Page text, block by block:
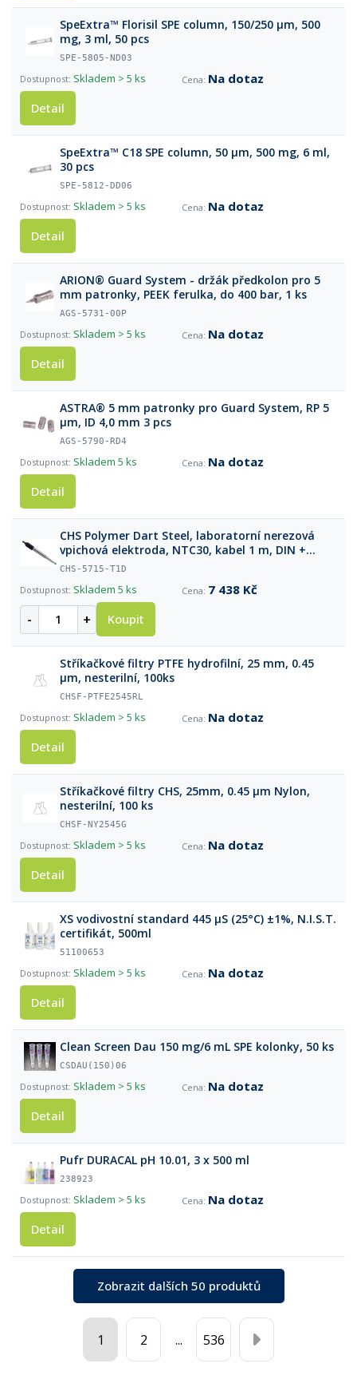
SpeExtra™ Florisil SPE column, 150/250 µm, 500
mg, 3 ml, 50 pcs
SPE-5805-ND03
Skladem > 5 ks
Na dotaz
Detail
SpeExtra™ C18 SPE column, 50 µm, 500 mg, 6 ml,
30 pcs
SPE-5812-DD06
Skladem > 5 ks
Na dotaz
Detail
ARION® Guard System - držák předkolon pro 5
mm patronky, PEEK ferulka, do 400 bar, 1 ks
AGS-5731-00P
Skladem > 5 ks
Na dotaz
Detail
ASTRA® 5 mm patronky pro Guard System, RP 5
µm, ID 4,0 mm 3 pcs
AGS-5790-RD4
Skladem 5 ks
Na dotaz
Detail
CHS Polymer Dart Steel, laboratorní nerezová
vpichová elektroda, NTC30, kabel 1 m, DIN +
4mm banánek
CHS-5715-T1D
Skladem 5 ks 7 438 Kč
- + Koupit
Stříkačkové filtry PTFE hydrofilní, 25 mm, 0.45
µm, nesterilní, 100ks
CHSF-PTFE2545RL
Skladem > 5 ks
Na dotaz
Detail
Stříkačkové filtry CHS, 25mm, 0.45 µm Nylon,
nesterilní, 100 ks
CHSF-NY2545G
Skladem > 5 ks
Na dotaz
Detail
XS vodivostní standard 445 µS (25°C) ±1%, N.I.S.T.
certifikát, 500ml
51100653
Skladem > 5 ks
Na dotaz
Detail
Clean Screen Dau 150 mg/6 mL SPE kolonky, 50 ks
CSDAU(150)06
Skladem > 5 ks
Na dotaz
Detail
Pufr DURACAL pH 10.01, 3 x 500 ml
238923
Skladem > 5 ks
Na dotaz
Detail
Zobrazit dalších 50 produktů
1 2 ... 536